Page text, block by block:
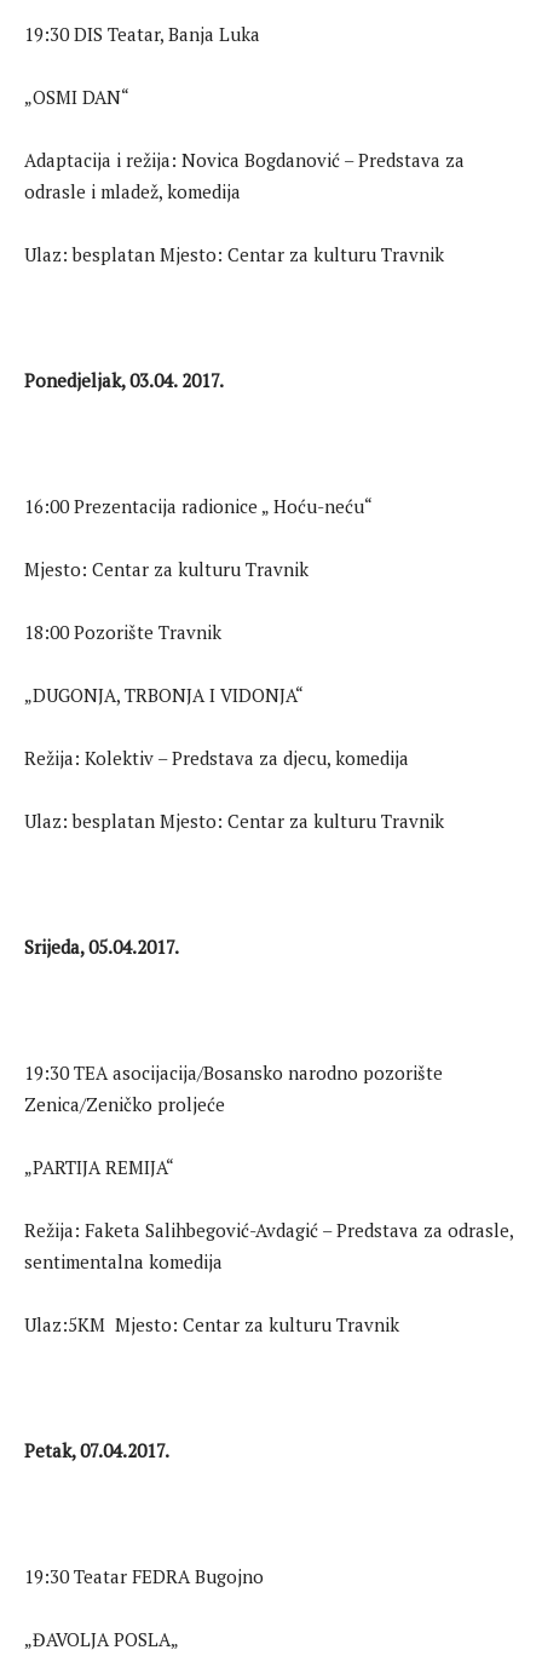
19:30 DIS Teatar, Banja Luka
„OSMI DAN“
Adaptacija i režija: Novica Bogdanović – Predstava za
odrasle i mladež, komedija
Ulaz: besplatan Mjesto: Centar za kulturu Travnik
Ponedjeljak, 03.04. 2017.
16:00 Prezentacija radionice „ Hoću-neću“
Mjesto: Centar za kulturu Travnik
18:00 Pozorište Travnik
„DUGONJA, TRBONJA I VIDONJA“
Režija: Kolektiv – Predstava za djecu, komedija
Ulaz: besplatan Mjesto: Centar za kulturu Travnik
Srijeda, 05.04.2017.
19:30 TEA asocijacija/Bosansko narodno pozorište
Zenica/Zeničko proljeće
„PARTIJA REMIJA“
Režija: Faketa Salihbegović-Avdagić – Predstava za odrasle,
sentimentalna komedija
Ulaz:5KM Mjesto: Centar za kulturu Travnik
Petak, 07.04.2017.
19:30 Teatar FEDRA Bugojno
„ĐAVOLJA POSLA„